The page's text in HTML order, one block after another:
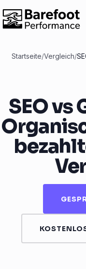
Startseite/Vergleich/
SEO vs